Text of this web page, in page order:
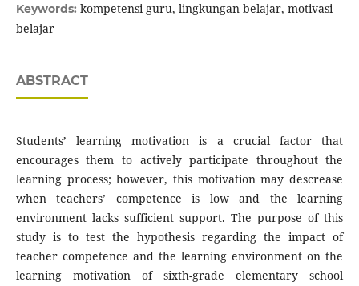
Keywords: kompetensi guru, lingkungan belajar, motivasi
belajar
ABSTRACT
Students’ learning motivation is a crucial factor that
encourages them to actively participate throughout the
learning process; however, this motivation may descrease
when teachers’ competence is low and the learning
environment lacks sufficient support. The purpose of this
study is to test the hypothesis regarding the impact of
teacher competence and the learning environment on the
learning motivation of sixth-grade elementary school